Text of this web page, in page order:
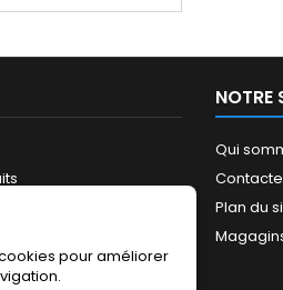
NOTRE
Qui
Plan du
pour améliorer